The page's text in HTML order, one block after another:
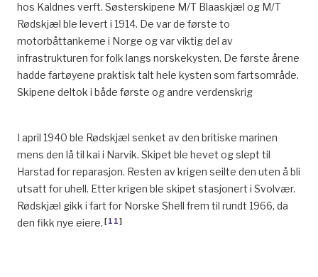
hos Kaldnes verft. Søsterskipene M/T Blaaskjæl og M/T
Rødskjæl ble levert i 1914. De var de første to
motorbåttankerne i Norge og var viktig del av
infrastrukturen for folk langs norskekysten. De første årene
hadde fartøyene praktisk talt hele kysten som fartsområde.
Skipene deltok i både første og andre verdenskrig
I april 1940 ble Rødskjæl senket av den britiske marinen
mens den lå til kai i Narvik. Skipet ble hevet og slept til
Harstad for reparasjon. Resten av krigen seilte den uten å bli
utsatt for uhell. Etter krigen ble skipet stasjonert i Svolvær.
Rødskjæl gikk i fart for Norske Shell frem til rundt 1966, da
den fikk nye eiere. [11]